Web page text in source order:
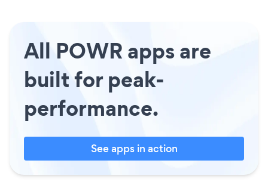
All POWR apps are
built for peak-
performance.
See apps in action